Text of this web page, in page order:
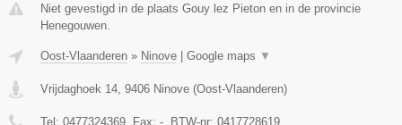
Niet gevestigd in de plaats Gouy lez Pieton en in de provincie
Henegouwen.
Oost-Vlaanderen » Ninove | Google maps ▼
Vrijdaghoek 14 9406 Ninove (Oost-Vlaanderen)
Tel: 0477324369 , Fax: - , BTW-nr: 0417728619